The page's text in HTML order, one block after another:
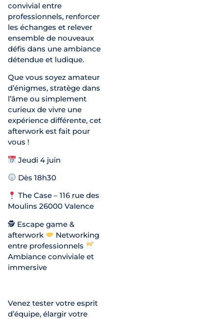
convivial entre
professionnels, renforcer
les échanges et relever
ensemble de nouveaux
défis dans une ambiance
détendue et ludique.
Que vous soyez amateur
d’énigmes, stratège dans
l’âme ou simplement
curieux de vivre une
expérience différente, cet
afterwork est fait pour
vous !
Jeudi 4 juin
Dès 18h30
The Case – 116 rue des
Moulins 26000 Valence
🕵 Escape game &
afterwork
Networking
entre professionnels
Ambiance conviviale et
immersive
Venez tester votre esprit
d’équipe, élargir votre